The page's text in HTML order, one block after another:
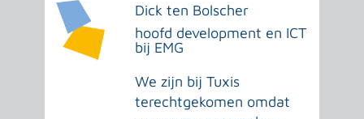
Dick ten Bolscher
hoofd development en ICT
bij EMG
We zijn bij Tuxis
terechtgekomen omdat